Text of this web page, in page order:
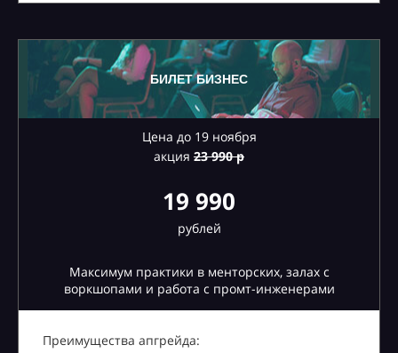
БИЛЕТ БИЗНЕС
Цена до 19 ноября
акция 23990 р
19 990
рублей
Максимум практики в менторских, залах с
воркшопами и работа с промт-инженерами
Преимущества апгрейда: